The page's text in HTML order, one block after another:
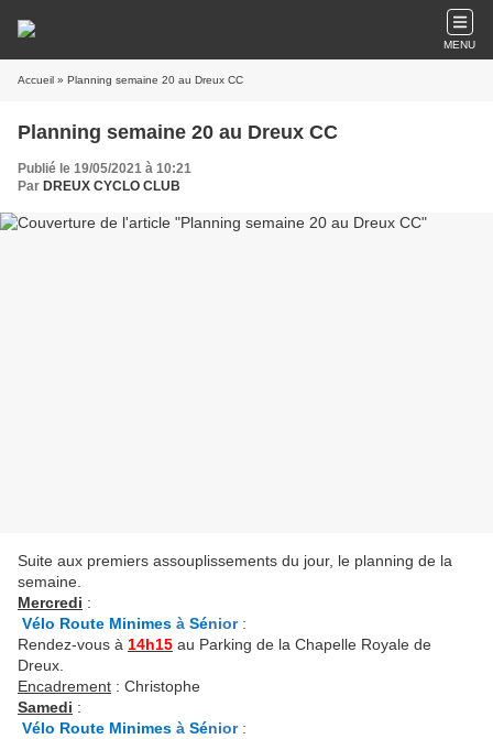
MENU
Accueil » Planning semaine 20 au Dreux CC
Planning semaine 20 au Dreux CC
Publié le 19/05/2021 à 10:21
Par DREUX CYCLO CLUB
Suite aux premiers assouplissements du jour, le planning de la
semaine.
Mercredi :
Vélo Route Minimes à Sénior:
Rendez-vous à 14h15 au Parking de la Chapelle Royale de
Dreux.
Encadrement : Christophe
Samedi :
Vélo Route Minimes à Sénior: